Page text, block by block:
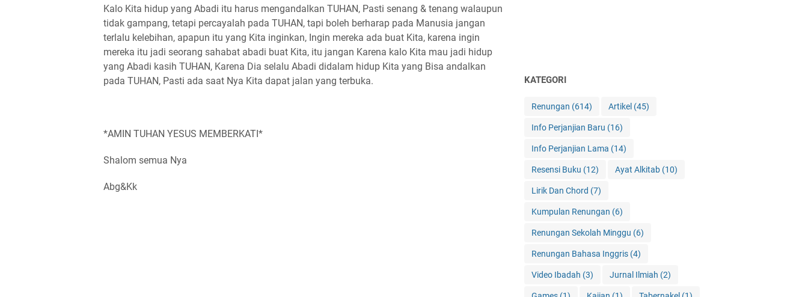
Kalo Kita hidup yang Abadi itu harus mengandalkan TUHAN, Pasti senang & tenang walaupun
tidak gampang, tetapi percayalah pada TUHAN, tapi boleh berharap pada Manusia jangan
terlalu kelebihan, apapun itu yang Kita inginkan, Ingin mereka ada buat Kita, karena ingin
mereka itu jadi seorang sahabat abadi buat Kita, itu jangan Karena kalo Kita mau jadi hidup
yang Abadi kasih TUHAN, Karena Dia selalu Abadi didalam hidup Kita yang Bisa andalkan
pada TUHAN, Pasti ada saat Nya Kita dapat jalan yang terbuka.
*AMIN TUHAN YESUS MEMBERKATI*
Shalom semua Nya
Abg&Kk
KATEGORI
Renungan (614) Artikel (45)
Info Perjanjian Baru (16)
Info Perjanjian Lama (14)
Resensi Buku (12) Ayat Alkitab (10)
Lirik Dan Chord (7)
Kumpulan Renungan (6)
Renungan Sekolah Minggu (6)
Renungan Bahasa Inggris (4)
Video Ibadah (3) Jurnal Ilmiah (2)